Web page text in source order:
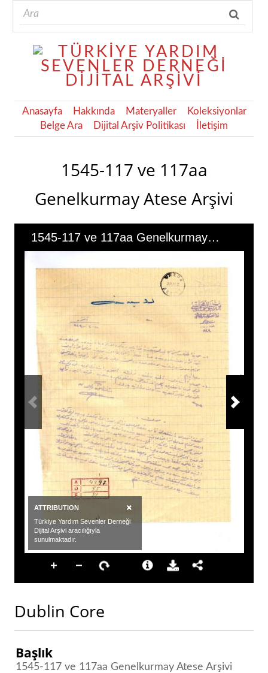
Anasayfa Hakkında Materyaller
Koleksiyonlar
Belge Ara
Dijital Arşiv Politikası İletişim
1545-117 ve 117aa
Genelkurmay Atese Arşivi
Dublin Core
Başlık
1545-117 ve 117aa Genelkurmay Atese Arşivi